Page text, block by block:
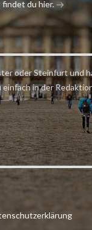
du hier.
oder Steinfurt und
in der